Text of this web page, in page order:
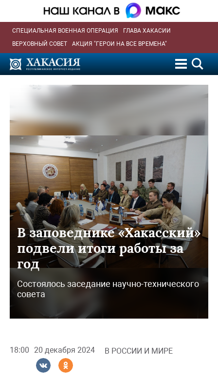
СПЕЦИАЛЬНАЯ ВОЕННАЯ ОПЕРАЦИЯ
ГЛАВА ХАКАСИИ
ВЕРХОВНЫЙ СОВЕТ
АКЦИЯ "ГЕРОИ НА ВСЕ ВРЕМЕНА"
В заповеднике «Хакасский»
подвели итоги работы за
год
Состоялось заседание научно-технического
совета
18:00 20 декабря 2024 В РОССИИ И МИРЕ